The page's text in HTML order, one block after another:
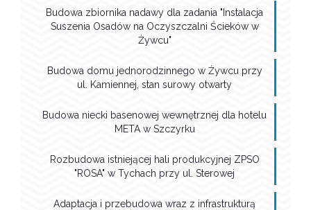
Budowa zbiornika nadawy dla zadania "Instalacja
Suszenia Osadów na Oczyszczalni Ścieków w
Żywcu"
Budowa domu jednorodzinnego w Żywcu przy
ul. Kamiennej, stan surowy otwarty
Budowa niecki basenowej wewnętrznej dla hotelu
META w Szczyrku
Rozbudowa istniejącej hali produkcyjnej ZPSO
"ROSA" w Tychach przy ul. Sterowej
Adaptacja i przebudowa wraz z infrastrukturą